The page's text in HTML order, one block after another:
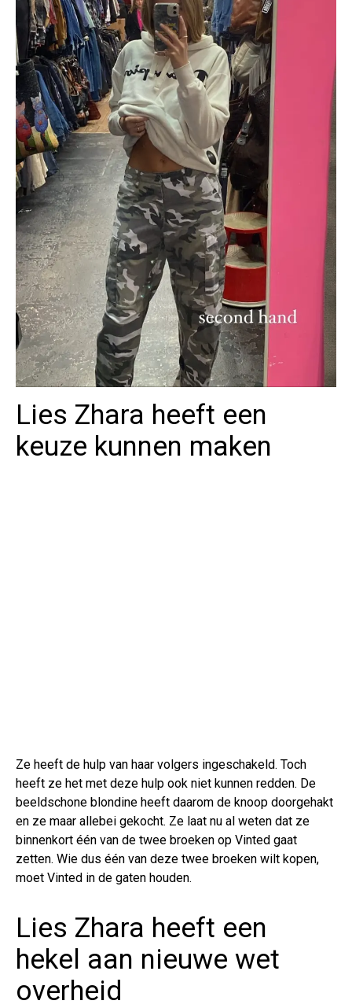
Lies Zhara heeft een
keuze kunnen maken
Ze heeft de hulp van haar volgers ingeschakeld. Toch
heeft ze het met deze hulp ook niet kunnen redden. De
beeldschone blondine heeft daarom de knoop doorgehakt
en ze maar allebei gekocht. Ze laat nu al weten dat ze
binnenkort één van de twee broeken op Vinted gaat
zetten. Wie dus één van deze twee broeken wilt kopen,
moet Vinted in de gaten houden.
Lies Zhara heeft een
hekel aan nieuwe wet
overheid